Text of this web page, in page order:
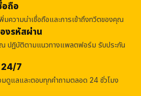
อถือ
ความน่าเชื่อถือและการเข้าถึงทวีตของคุณ
งรหัสผ่าน
ณ ปฏิบัติตามแนวทางแพลตฟอร์ม รับประกัน
24/7
ดูแลและตอบทุกคำถามตลอด 24 ชั่วโมง